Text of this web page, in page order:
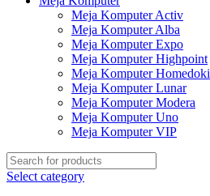
Meja Komputer Activ
Meja Komputer Alba
Meja Komputer Expo
Meja Komputer Highpoint
Meja Komputer Homedoki
Meja Komputer Lunar
Meja Komputer Modera
Meja Komputer Uno
Meja Komputer VIP
Select category